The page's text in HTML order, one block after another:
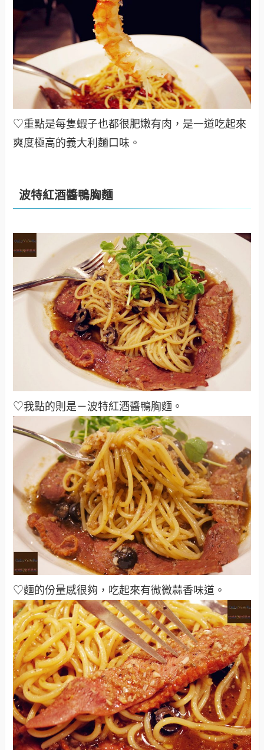
♡重點是每隻蝦子也都很肥嫩有肉，是一道吃起來
爽度極高的義大利麵口味 。
波特紅酒醬鴨胸麵
♡我點的則是－波特紅酒醬鴨胸麵 。
♡麵的份量感很夠，吃起來有微微蒜香味道 。